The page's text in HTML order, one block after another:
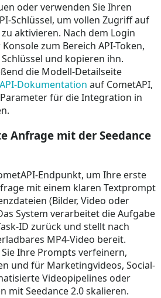
oder verwenden Sie Ihren
Schlüssel, um vollen Zugriff auf
aktivieren. Nach dem Login
zum Bereich API-Token,
und kopieren ihn.
die Modell-Detailseite
API-Dokumentation auf CometAPI,
für die Integration in
Anfrage mit der Seedance
Endpunkt, um Ihre erste
mit einem klaren Textprompt
(Bilder, Video oder
System verarbeitet die Aufgabe
ID zurück und stellt nach
MP4-Video bereit.
Ihre Prompts verfeinern,
und für Marketingvideos, Social-
Videopipelines oder
mit Seedance 2.0 skalieren.